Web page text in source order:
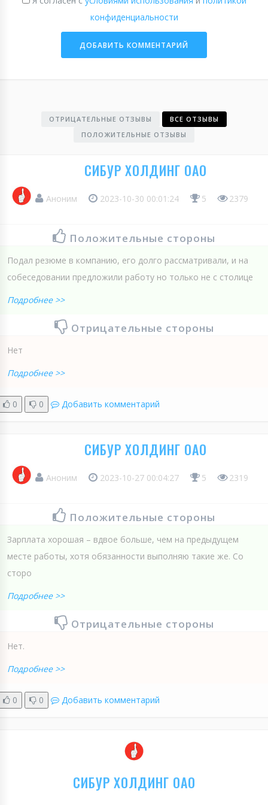
конфиденциальности
ОТРИЦАТЕЛЬНЫЕ ОТЗЫВЫ
ВСЕ ОТЗЫВЫ
ПОЛОЖИТЕЛЬНЫЕ ОТЗЫВЫ
СИБУР ХОЛДИНГ ОАО
Аноним 2023-10-30 00:01:24 5 2379
Положительные стороны
Подал резюме в компанию, его долго рассматривали, и на
собеседовании предложили работу но только не с столице
Подробнее >>
Отрицательные стороны
Нет
Подробнее >>
0 0 Добавить комментарий
СИБУР ХОЛДИНГ ОАО
Аноним 2023-10-27 00:04:27 5 2319
Положительные стороны
Зарплата хорошая – вдвое больше, чем на предыдущем
месте работы, хотя обязанности выполняю такие же. Со
сторо
Подробнее >>
Отрицательные стороны
Нет.
Подробнее >>
0 0 Добавить комментарий
СИБУР ХОЛДИНГ ОАО